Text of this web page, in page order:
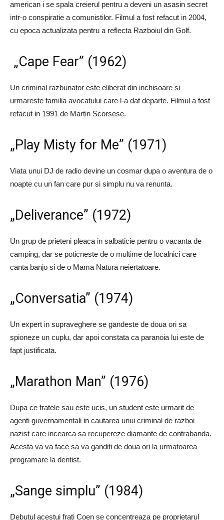
american i se spala creierul pentru a deveni un asasin secret
intr-o conspiratie a comunistilor. Filmul a fost refacut in 2004,
cu epoca actualizata pentru a reflecta Razboiul din Golf.
„Cape Fear” (1962)
Un criminal razbunator este eliberat din inchisoare si
urmareste familia avocatului care l-a dat departe. Filmul a fost
refacut in 1991 de Martin Scorsese.
„Play Misty for Me” (1971)
Viata unui DJ de radio devine un cosmar dupa o aventura de o
noapte cu un fan care pur si simplu nu va renunta.
„Deliverance” (1972)
Un grup de prieteni pleaca in salbaticie pentru o vacanta de
camping, dar se poticneste de o multime de localnici care
canta banjo si de o Mama Natura neiertatoare.
„Conversatia” (1974)
Un expert in supraveghere se gandeste de doua ori sa
spioneze un cuplu, dar apoi constata ca paranoia lui este de
fapt justificata.
„Marathon Man” (1976)
Dupa ce fratele sau este ucis, un student este urmarit de
agenti guvernamentali in cautarea unui criminal de razboi
nazist care incearca sa recupereze diamante de contrabanda.
Acesta va va face sa va ganditi de doua ori la urmatoarea
programare la dentist.
„Sange simplu” (1984)
Debutul acestui frati Coen se concentreaza pe proprietarul